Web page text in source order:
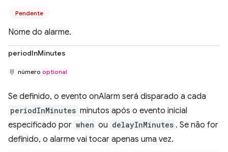
Pendente
Nome do alarme.
periodInMinutes
número optional
Se definido, o evento onAlarm será disparado a cada
periodInMinutes minutos após o evento inicial
especificado por when ou delayInMinutes . Se não for
definido, o alarme vai tocar apenas uma vez.